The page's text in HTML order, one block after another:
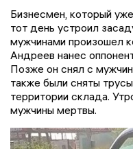
Бизнесмен, который
тот день устроил
мужчинами произошел
Андреев нанес
Позже он снял с
также были сняты
территории склада.
мужчины мертвы.